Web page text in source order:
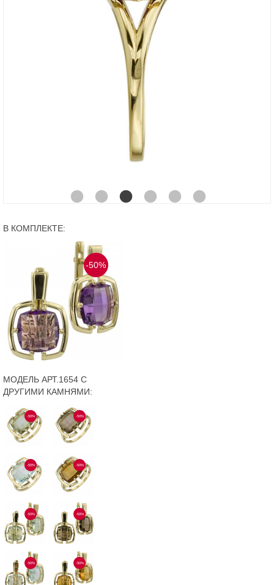
В КОМПЛЕКТЕ:
-50%
МОДЕЛЬ АРТ.1654 С
ДРУГИМИ КАМНЯМИ:
-50% -50%
-50% -50%
-50% -50%
-50% -50%